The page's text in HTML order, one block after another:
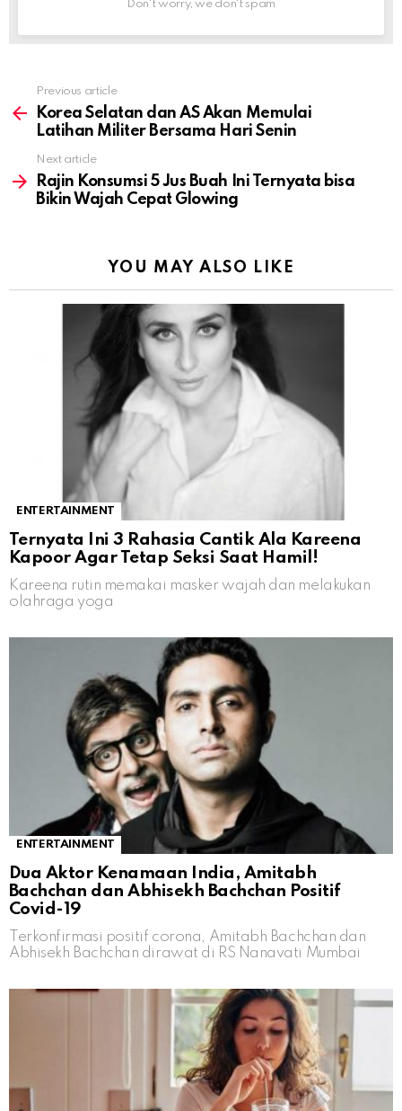
Don't worry, we don't spam
more
Previous article
Korea Selatan dan AS Akan Memulai
Latihan Militer Bersama Hari Senin
Next article
Rajin Konsumsi 5 Jus Buah Ini Ternyata bisa
Bikin Wajah Cepat Glowing
YOU MAY ALSO LIKE
ENTERTAINMENT
Ternyata Ini 3 Rahasia Cantik Ala Kareena
Kapoor Agar Tetap Seksi Saat Hamil!
Kareena rutin memakai masker wajah dan melakukan
olahraga yoga
ENTERTAINMENT
Dua Aktor Kenamaan India, Amitabh
Bachchan dan Abhisekh Bachchan Positif
Covid-19
Terkonfirmasi positif corona, Amitabh Bachchan dan
Abhisekh Bachchan dirawat di RS Nanavati Mumbai